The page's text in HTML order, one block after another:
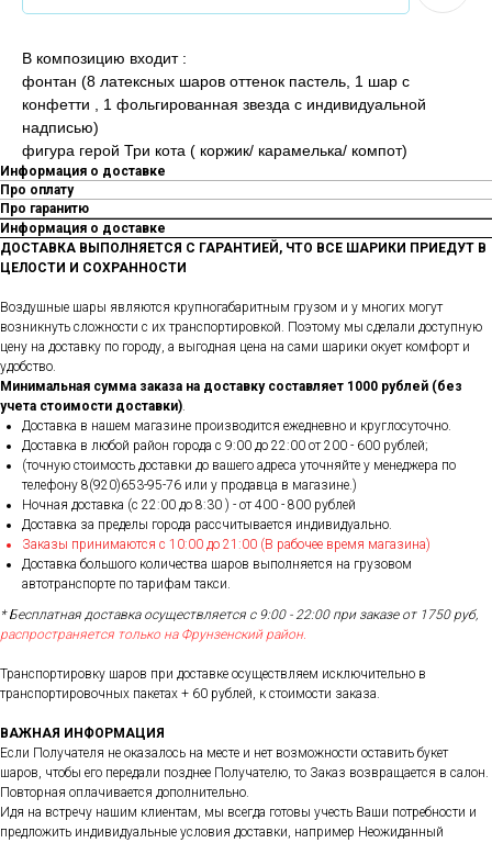
В композицию входит :
фонтан (8 латексных шаров оттенок пастель, 1 шар с
конфетти , 1 фольгированная звезда с индивидуальной
надписью)
фигура герой Три кота ( коржик/ карамелька/ компот)
Информация о доставке
Про оплату
Про гаранитю
Информация о доставке
ДОСТАВКА ВЫПОЛНЯЕТСЯ С ГАРАНТИЕЙ, ЧТО ВСЕ ШАРИКИ ПРИЕДУТ В
ЦЕЛОСТИ И СОХРАННОСТИ
Воздушные шары являются крупногабаритным грузом и у многих могут
возникнуть сложности с их транспортировкой. Поэтому мы сделали доступную
цену на доставку по городу, а выгодная цена на сами шарики окует комфорт и
удобство.
Минимальная сумма заказа на доставку составляет 1000 рублей (без
учета стоимости доставки).
Доставка в нашем магазине производится ежедневно и круглосуточно.
Доставка в любой район города c 9:00 до 22:00 от 200 - 600 рублей;
(точную стоимость доставки до вашего адреса уточняйте у менеджера по
телефону 8(920)653-95-76 или у продавца в магазине.)
Ночная доставка (с 22:00 до 8:30 ) - от 400 - 800 рублей
Доставка за пределы города рассчитывается индивидуально.
Заказы принимаются с 10:00 до 21:00 (В рабочее время магазина)
Доставка большого количества шаров выполняется на грузовом
автотранспорте по тарифам такси.
* Бесплатная доставка осуществляется с 9:00 - 22:00 при заказе от 1750 руб,
распространяется только на Фрунзенский район.
Транспортировку шаров при доставке осуществляем исключительно в
транспортировочных пакетах + 60 рублей, к стоимости заказа.
ВАЖНАЯ ИНФОРМАЦИЯ
Если Получателя не оказалось на месте и нет возможности оставить букет
шаров, чтобы его передали позднее Получателю, то Заказ возвращается в салон.
Повторная оплачивается дополнительно.
Идя на встречу нашим клиентам, мы всегда готовы учесть Ваши потребности и
предложить индивидуальные условия доставки, например Неожиданный